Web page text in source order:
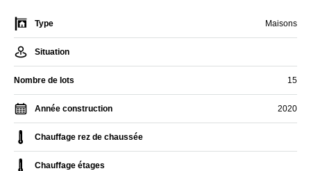
Type Maisons
Situation
Nombre de lots 15
Année construction 2020
Chauffage rez de chaussée
Chauffage étages